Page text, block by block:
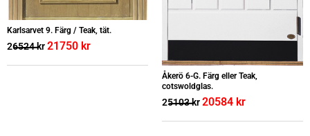
Karlsarvet 9. Färg / Teak, tät.
26524kr21750 kr
Åkerö 6-G. Färg eller Teak,
cotswoldglas.
25103kr20584 kr